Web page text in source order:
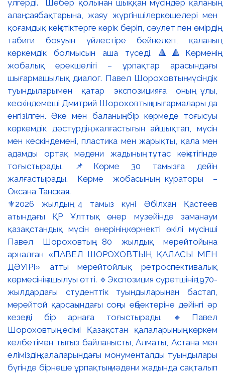
⚜️2026 жылдың 4 тамыз күні Әбілхан Қастеев
атындағы ҚР Ұлттық өнер музейінде заманауи
қазақстандық мүсін өнерінің көрнекті өкілі мүсінші
Павел Шороховтың 80 жылдық мерейтойына
арналған «ПАВЕЛ ШОРОХОВТЫҢ ҚАЛАСЫ МЕН
ДӘУІРІ» атты мерейтойлық ретроспективалық
көрмесінің ашылуы өтті. 🔹Экспозиция суретшінің 1970-
жылдардағы студенттік туындыларынан бастап,
мерейтой қарсаңындағы соңғы еңбектеріне дейінгі әр
кезеңді бір арнаға тоғыстырады. 🔸Павел
Шороховтың есімі Қазақстан қалаларының көркем
келбетімен тығыз байланысты, Алматы, Астана мен
еліміздің қалаларындағы монументалды туындылары
бүгінде бірнеше ұрпақтың мәдени жадында сақталып